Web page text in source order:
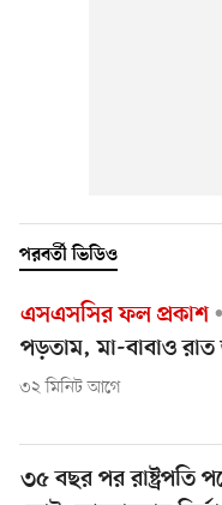
পরবর্তী ভিডিও
এসএসসির ফল প্রকাশ
পড়তাম, মা-বাবাও
৩২ মিনিট আগে
৩৫ বছর পর রাষ্ট্রপতি